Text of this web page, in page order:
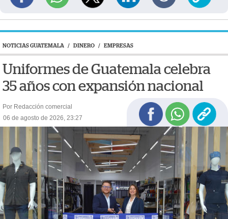
NOTICIAS GUATEMALA / DINERO / EMPRESAS
Uniformes de Guatemala celebra
35 años con expansión nacional
Por Redacción comercial
06 de agosto de 2026, 23:27